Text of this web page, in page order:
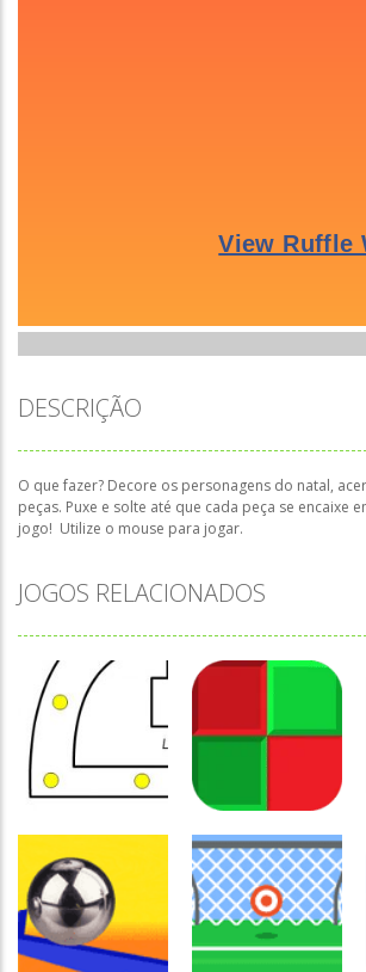
DESCRIÇÃO
O que fazer? Decore os personagens do natal,
peças. Puxe e solte até que cada peça se encaixe
jogo! Utilize o mouse para jogar.
JOGOS RELACIONADOS
Coordenação
Motora
Labirinto do
Mouse
Coordenação
Motora
Não toque no
vermelho